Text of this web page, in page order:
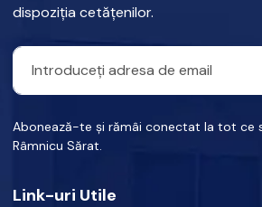
dispoziția cetățenilor.
Abonează-te și rămâi conectat la tot ce
Râmnicu Sărat.
Link-uri Utile